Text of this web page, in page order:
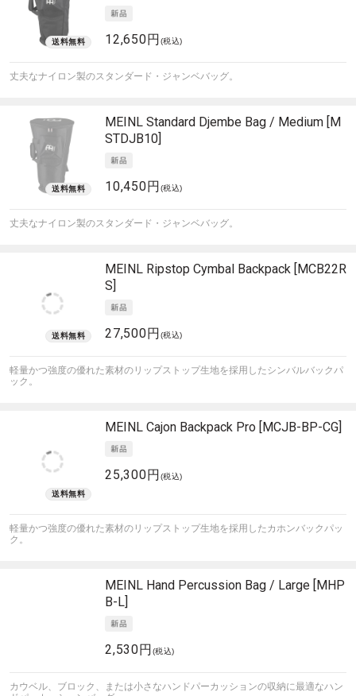
12,650円 (税込)
丈夫なナイロン製のスタンダード・ジャンベバッグ。
MEINL Standard Djembe Bag / Medium [M
STDJB10]
10,450円 (税込)
丈夫なナイロン製のスタンダード・ジャンベバッグ。
MEINL Ripstop Cymbal Backpack [MCB22R
S]
27,500円 (税込)
軽量かつ強度の優れた素材のリップストップ生地を採用したシンバルバックパ
ック。
MEINL Cajon Backpack Pro [MCJB-BP-CG]
25,300円 (税込)
軽量かつ強度の優れた素材のリップストップ生地を採用したカホンバックパッ
ク。
MEINL Hand Percussion Bag / Large [MHP
B-L]
2,530円 (税込)
カウベル、ブロック、または小さなハンドパーカッションの収納に最適なハン